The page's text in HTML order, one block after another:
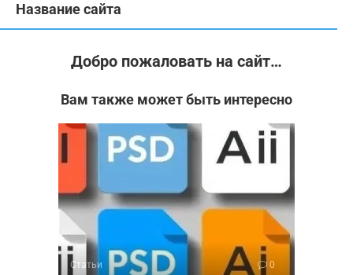
Название сайта
Добро пожаловать на сайт…
Вам также может быть интересно
Статьи 0